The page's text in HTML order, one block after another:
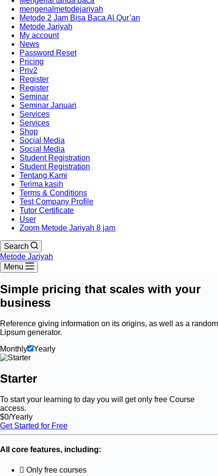
mengenalmetodejariyah
Metode 2 Jam Bisa Baca Al Qur’an
Metode Jariyah
My account
News
Password Reset
Pricing
Priv2
Register
Register
Seminar
Seminar Januari
Services
Services
Shop
Social Media
Social Media
Student Registration
Student Registration
Tentang Kami
Terima kasih
Terms & Conditions
Test Company Profile
Tutor Certificate
User
Zoom Metode Jariyah 8 jam
Search
Metode Jariyah
Menu
Simple pricing that scales with your
business
Reference giving information on its origins, as well as a random
Lipsum generator.
Monthly
Yearly
Starter
To start your learning to day you will get only free Course
access.
$0/Yearly
Get Started for Free
All core features, including:
Only free courses